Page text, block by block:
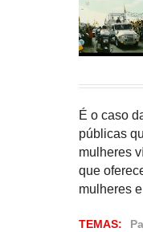
É o caso
públicas
mulheres
que
mulheres
TEMAS: